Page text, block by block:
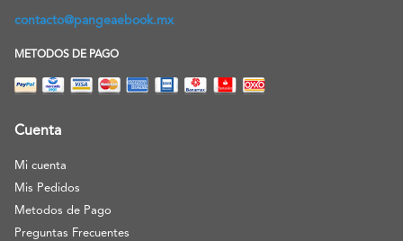
contacto@pangeaebook.mx
METODOS DE PAGO
Cuenta
Mi cuenta
Mis Pedidos
Metodos de Pago
Preguntas Frecuentes